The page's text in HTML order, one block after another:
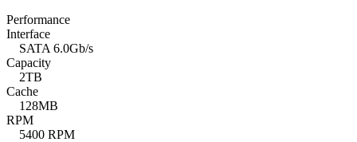
Performance
Interface
SATA 6.0Gb/s
Capacity
2TB
Cache
128MB
RPM
5400 RPM